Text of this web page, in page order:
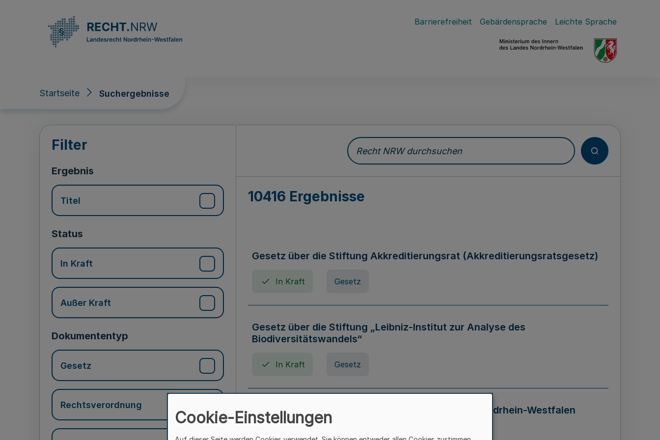
Barrierefreiheit Gebärdensprache Leichte Sprache
Startseite Suchergebnisse
Suchergebnisse
Filter
Ergebnis
Titel
Status
In Kraft
Außer Kraft
Dokumententyp
Gesetz
Rechtsverordnung
Recht NRW durchsuchen
10416 Ergebnisse
Gesetz über die Stiftung Akkreditierungsrat (Akkreditierungsratsgesetz)
In Kraft Gesetz
Gesetz über die Stiftung „Leibniz-Institut zur Analyse des
Biodiversitätswandels“
In Kraft Gesetz
Gesetz über die Kunsthochschulen des Landes Nordrhein-Westfalen
(Kunsthochschulgesetz - KunstHG)
Cookie-Einstellungen